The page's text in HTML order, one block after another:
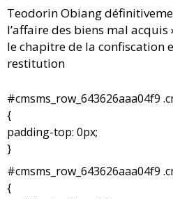
Teodorin Obiang
l’affaire des biens mal
le chapitre de la confiscation
restitution
#cmsms_row_643626aaa04f9
{
padding-top: 0px;
}
#cmsms_row_643626aaa04f9
{